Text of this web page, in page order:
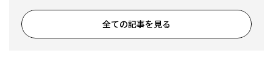
全ての記事を見る